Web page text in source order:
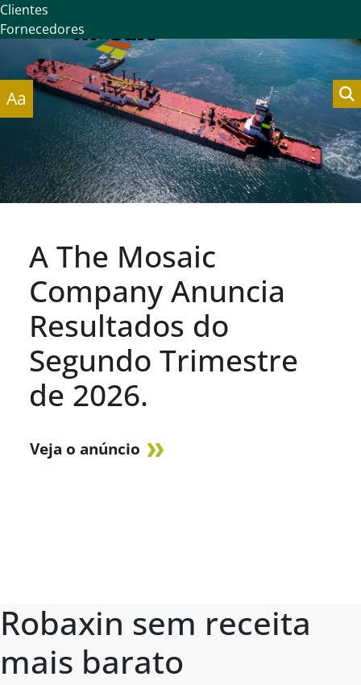
Clientes
Fornecedores
Aa
A The Mosaic
Company Anuncia
Resultados do
Segundo Trimestre
de 2026.
Veja o anúncio
Robaxin sem receita
mais barato